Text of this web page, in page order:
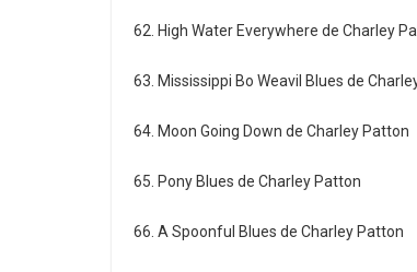
62. High Water Everywhere de Charley
63. Mississippi Bo Weavil Blues de
64. Moon Going Down de Charley Patton
65. Pony Blues de Charley Patton
66. A Spoonful Blues de Charley Patton